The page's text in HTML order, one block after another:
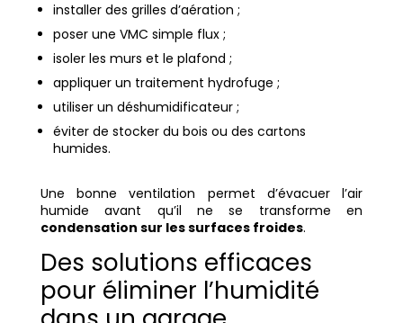
installer des grilles d’aération ;
poser une VMC simple flux ;
isoler les murs et le plafond ;
appliquer un traitement hydrofuge ;
utiliser un déshumidificateur ;
éviter de stocker du bois ou des cartons
humides.
Une bonne ventilation permet d’évacuer l’air
humide avant qu’il ne se transforme en
condensation sur les surfaces froides.
Des solutions efficaces
pour éliminer l’humidité